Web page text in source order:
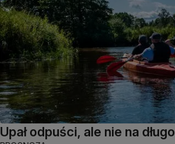
Upał odpuści, ale nie na długo